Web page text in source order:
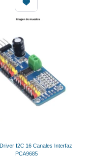
I2C 16 Canales Interfaz
PCA9685